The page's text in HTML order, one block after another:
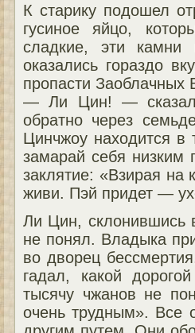
К старику подошел
гусиное яйцо,
сладкие, эти
оказались гораздо
пропасти Заоблачных
— Ли Цин! — сказал
обратно через
Цинчжоу находится в
замарай себя низким
заклятие: «Взирая
живи. Пэй придет —
Ли Цин, склонившись
не понял. Владыка
во дворец
гадал, какой
тысячу чжанов не
очень трудным». Все